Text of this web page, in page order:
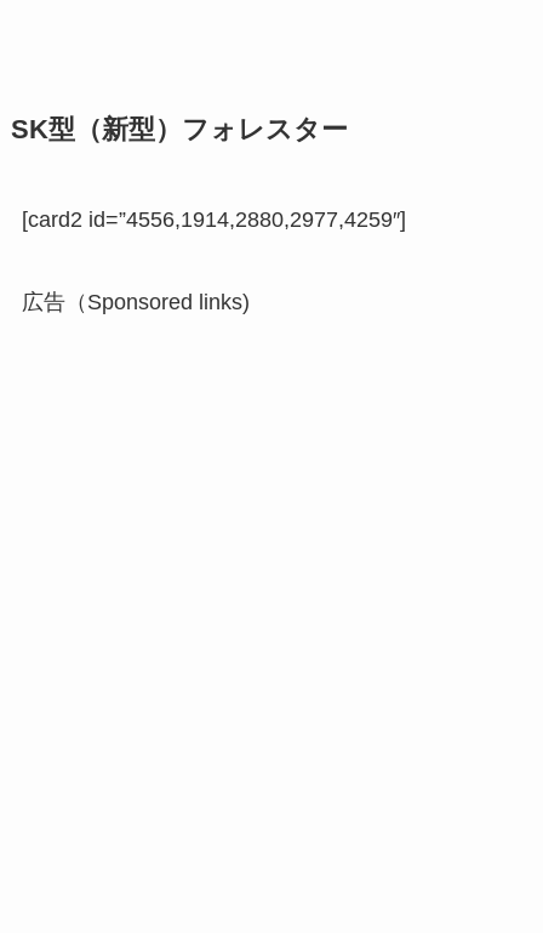
SK型（新型）フォレスター
[card2 id=”4556,1914,2880,2977,4259″]
広告（Sponsored links)